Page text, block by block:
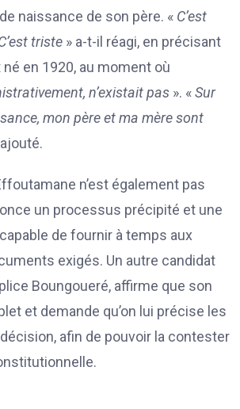
naissance de son père. « C’est
triste » a-t-il réagi, en précisant
en 1920, au moment où
n’existait pas ». «Sur
mon père et ma mère sont
n’est également pas
un processus précipité et une
de fournir à temps aux
exigés. Un autre candidat
Boungoueré, affirme que son
et demande qu’on lui précise les
afin de pouvoir la contester